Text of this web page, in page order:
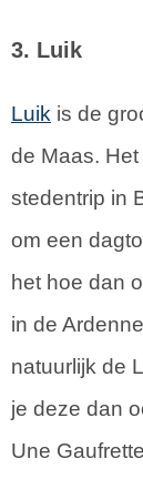
3. Luik
Luik is de
de Maas.
stedentrip in
om een
het hoe dan
in de
natuurlijk de
je deze dan
Une